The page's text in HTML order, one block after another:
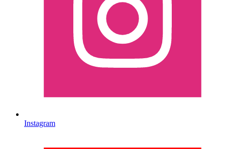
Instagram